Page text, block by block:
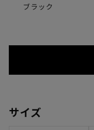
ブラック
サイズ